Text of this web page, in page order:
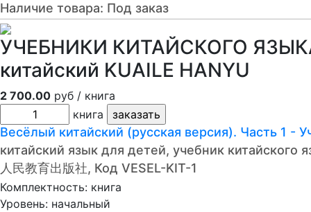
Наличие товара: Под заказ
УЧЕБНИКИ КИТАЙСКОГО
китайский KUAILE HANYU
2 700.00 руб / книга
книга
Весёлый китайский (русская версия). Часть 1 -
китайский язык для детей, учебник китайского
人民教育出版社, Код VESEL-KIT-1
Комплектность: книга
Уровень: начальный